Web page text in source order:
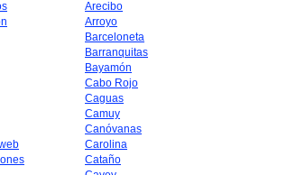
Arecibo
Arroyo
Barceloneta
Barranquitas
Bayamón
Cabo Rojo
Caguas
Camuy
Canóvanas
Carolina
Cataño